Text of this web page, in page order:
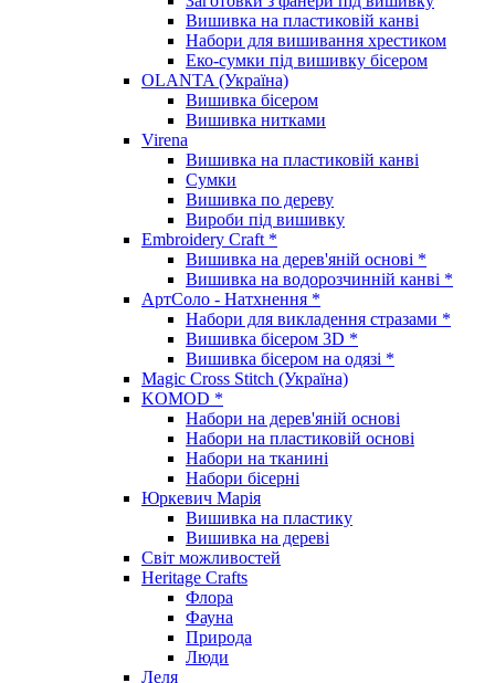
Вишивка на пластиковій канві
Набори для вишивання хрестиком
Еко-сумки під вишивку бісером
OLANTA (Україна)
Вишивка бісером
Вишивка нитками
Virena
Вишивка на пластиковій канві
Сумки
Вишивка по дереву
Вироби під вишивку
Embroidery Craft *
Вишивка на дерев'яній основі *
Вишивка на водорозчинній канві *
АртСоло - Натхнення *
Набори для викладення стразами *
Вишивка бісером 3D *
Вишивка бісером на одязі *
Magic Cross Stitch (Україна)
KOMOD *
Набори на дерев'яній основі
Набори на пластиковій основі
Набори на тканині
Набори бісерні
Юркевич Марія
Вишивка на пластику
Вишивка на дереві
Світ можливостей
Heritage Crafts
Флора
Фауна
Природа
Люди
Леля